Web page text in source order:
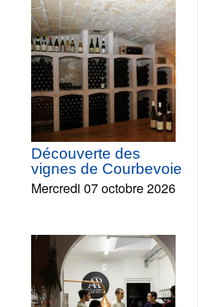
Découverte des
vignes de Courbevoie
Mercredi 07 octobre 2026